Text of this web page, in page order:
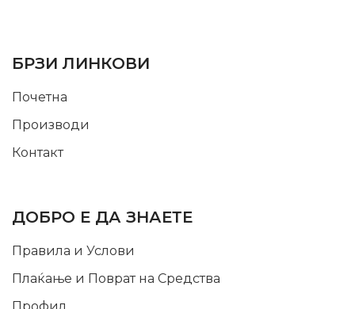
БРЗИ ЛИНКОВИ
Почетна
Производи
Контакт
ДОБРО Е ДА ЗНАЕТЕ
Правила и Услови
Плаќање и Поврат на Средства